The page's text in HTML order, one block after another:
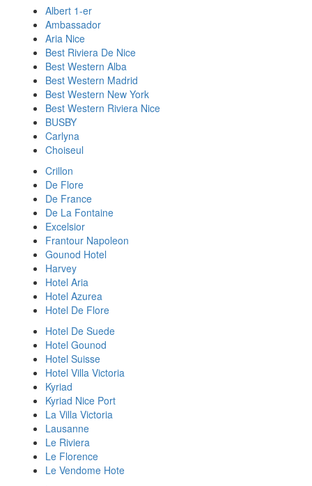
Albert 1-er
Ambassador
Aria Nice
Best Riviera De Nice
Best Western Alba
Best Western Madrid
Best Western New York
Best Western Riviera Nice
BUSBY
Carlyna
Choiseul
Crillon
De Flore
De France
De La Fontaine
Excelsior
Frantour Napoleon
Gounod Hotel
Harvey
Hotel Aria
Hotel Azurea
Hotel De Flore
Hotel De Suede
Hotel Gounod
Hotel Suisse
Hotel Villa Victoria
Kyriad
Kyriad Nice Port
La Villa Victoria
Lausanne
Le Riviera
Le Florence
Le Vendome Hote